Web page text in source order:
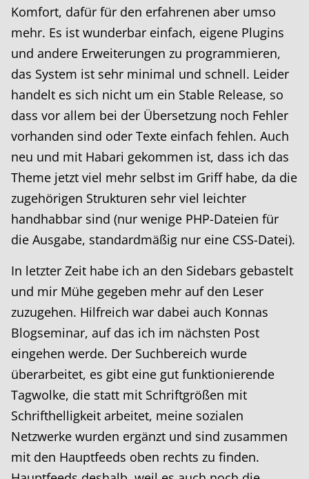
Komfort, dafür für den erfahrenen aber umso
mehr. Es ist wunderbar einfach, eigene Plugins
und andere Erweiterungen zu programmieren,
das System ist sehr minimal und schnell. Leider
handelt es sich nicht um ein Stable Release, so
dass vor allem bei der Übersetzung noch Fehler
vorhanden sind oder Texte einfach fehlen. Auch
neu und mit Habari gekommen ist, dass ich das
Theme jetzt viel mehr selbst im Griff habe, da die
zugehörigen Strukturen sehr viel leichter
handhabbar sind (nur wenige PHP-Dateien für
die Ausgabe, standardmäßig nur eine CSS-Datei).
In letzter Zeit habe ich an den Sidebars gebastelt
und mir Mühe gegeben mehr auf den Leser
zuzugehen. Hilfreich war dabei auch Konnas
Blogseminar, auf das ich im nächsten Post
eingehen werde. Der Suchbereich wurde
überarbeitet, es gibt eine gut funktionierende
Tagwolke, die statt mit Schriftgrößen mit
Schrifthelligkeit arbeitet, meine sozialen
Netzwerke wurden ergänzt und sind zusammen
mit den Hauptfeeds oben rechts zu finden.